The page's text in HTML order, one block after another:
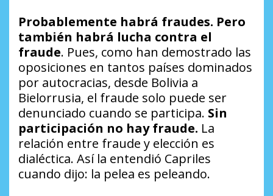
Probablemente habrá fraudes. Pero
también habrá lucha contra el
fraude. Pues, como han demostrado las
oposiciones en tantos países dominados
por autocracias, desde Bolivia a
Bielorrusia, el fraude solo puede ser
denunciado cuando se participa. Sin
participación no hay fraude. La
relación entre fraude y elección es
dialéctica. Así la entendió Capriles
cuando dijo: la pelea es peleando.